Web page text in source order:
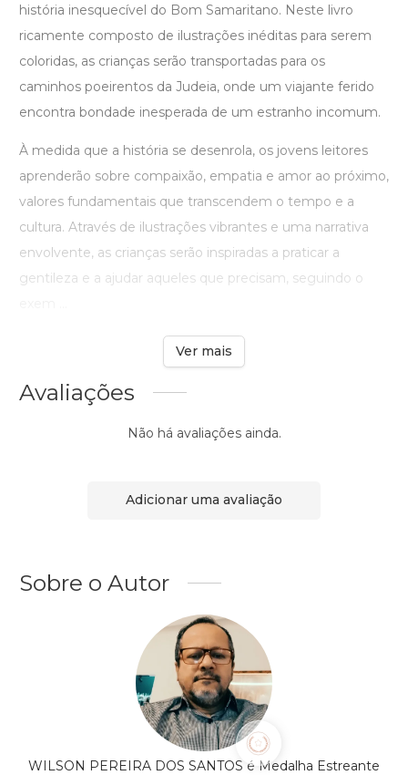
história inesquecível do Bom Samaritano. Neste livro
ricamente composto de ilustrações inéditas para serem
coloridas, as crianças serão transportadas para os
caminhos poeirentos da Judeia, onde um viajante ferido
encontra bondade inesperada de um estranho incomum.
À medida que a história se desenrola, os jovens leitores
aprenderão sobre compaixão, empatia e amor ao próximo,
valores fundamentais que transcendem o tempo e a
cultura. Através de ilustrações vibrantes e uma narrativa
envolvente, as crianças serão inspiradas a praticar a
gentileza e a ajudar aqueles que precisam, seguindo o
Ver mais
Avaliações
Não há avaliações ainda.
Adicionar uma avaliação
Sobre o Autor
WILSON PEREIRA DOS SANTOS é Medalha Estreante